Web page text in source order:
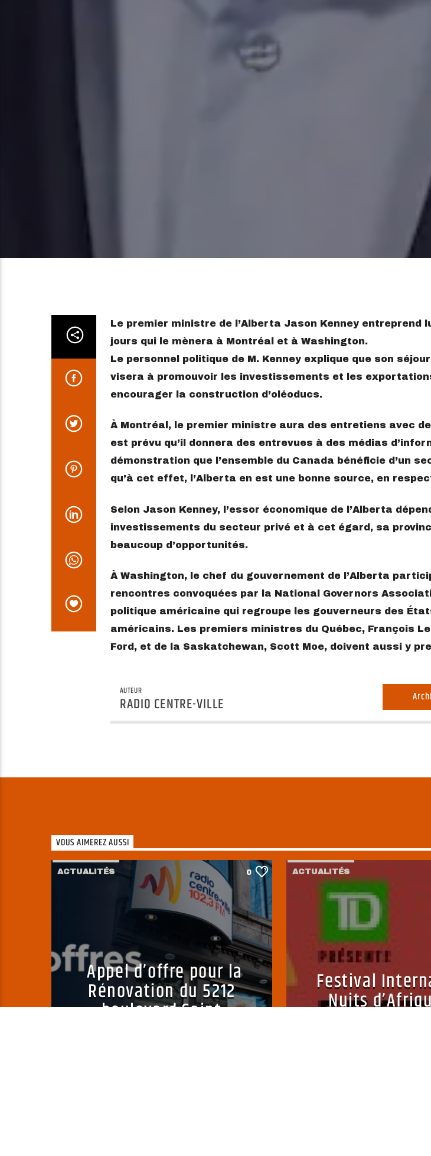
Le premier ministre de l’Alberta Jason Kenney entreprend
jours qui le mènera à Montréal et à Washington.
Le personnel politique de M. Kenney explique que son
visera à promouvoir les investissements et les
encourager la construction d’oléoducs.
À Montréal, le premier ministre aura des entretiens avec
est prévu qu’il donnera des entrevues à des médias
démonstration que l’ensemble du Canada bénéficie d’un
qu’à cet effet, l’Alberta en est une bonne source, en
Selon Jason Kenney, l’essor économique de l’Alberta
investissements du secteur privé et à cet égard, sa
beaucoup d’opportunités.
À Washington, le chef du gouvernement de l’Alberta
rencontres convoquées par la National Governors
politique américaine qui regroupe les gouverneurs des
américains. Les premiers ministres du Québec, François
Ford, et de la Saskatchewan, Scott Moe, doivent aussi y
AUTEUR
RADIO CENTRE-VILLE
VOUS AIMEREZ AUSSI
ACTUALITÉS 0
Appel d’offre pour la
Rénovation du 5212
boulevard Saint
ACTUALITÉS
Festival
Nuits